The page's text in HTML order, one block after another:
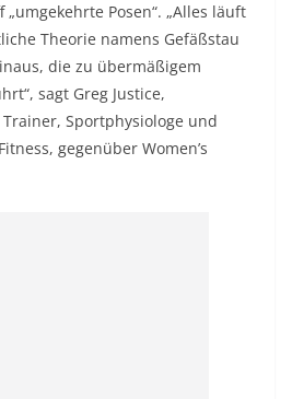
Posen“. „Alles läuft
Theorie namens Gefäßstau
die zu übermäßigem
sagt Greg Justice,
Sportphysiologe und
gegenüber Women’s